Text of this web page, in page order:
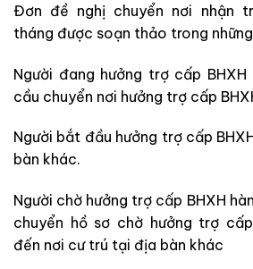
Đơn đề nghị chuyển nơi nhận
tháng được soạn thảo trong
Người đang hưởng trợ cấp
cầu chuyển nơi hưởng trợ cấp
Người bắt đầu hưởng trợ cấp
bàn khác.
Người chờ hưởng trợ cấp BHXH
chuyển hồ sơ chờ hưởng trợ
đến nơi cư trú tại địa bàn khác